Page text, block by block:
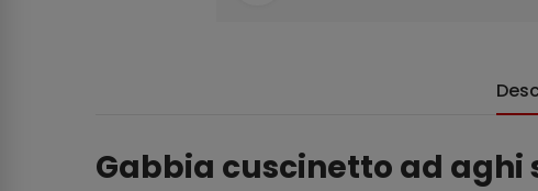
Gabbia cuscinetto ad aghi